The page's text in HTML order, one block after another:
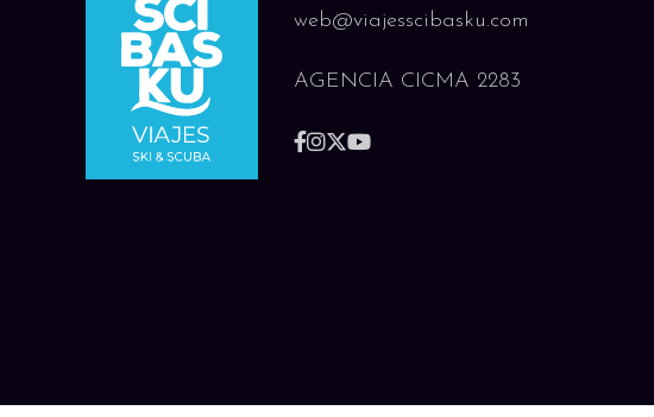
web@viajesscibasku.com
AGENCIA CICMA 2283